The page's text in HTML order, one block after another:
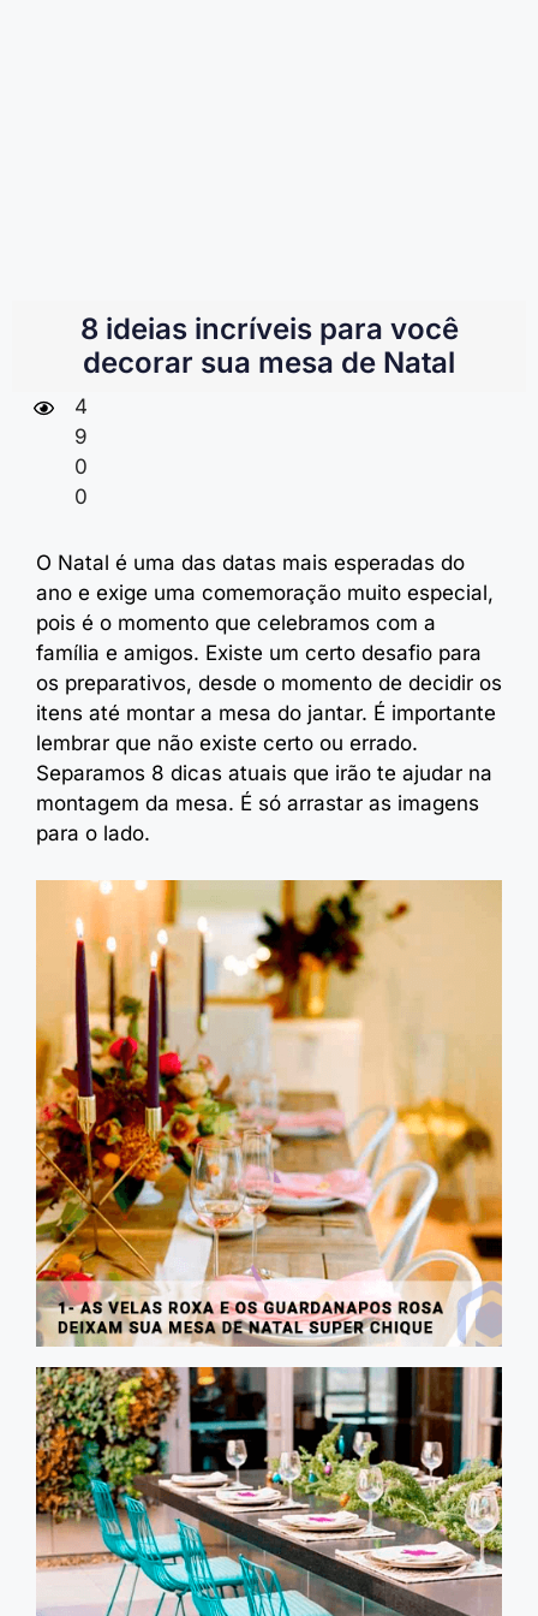
8 ideias incríveis para você
decorar sua mesa de Natal
4
9
0
0
O Natal é uma das datas mais esperadas do
ano e exige uma comemoração muito especial,
pois é o momento que celebramos com a
família e amigos. Existe um certo desafio para
os preparativos, desde o momento de decidir os
itens até montar a mesa do jantar. É importante
lembrar que não existe certo ou errado.
Separamos 8 dicas atuais que irão te ajudar na
montagem da mesa. É só arrastar as imagens
para o lado.